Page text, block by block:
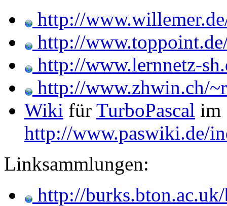
http://
http://
http://www.lernnetz-
http://www.zhwin.ch/
Wiki für TurboPascal im
http://www.paswiki.de/
Linksammlungen:
http://